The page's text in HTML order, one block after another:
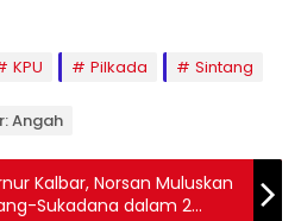
KPU Pilkada Sintang
Angah
Kalbar, Norsan Muluskan
Sukadana dalam 2